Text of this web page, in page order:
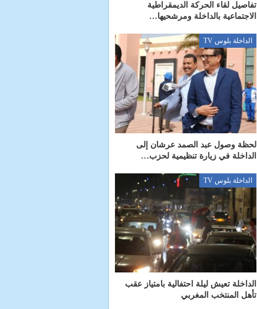
تفاصيل لقاء الحركة الديمقراطية
الاجتماعية بالداخلة ومرشحيها…
الداخلة بلوس TV
لحظة وصول عبد الصمد عرشان إلى
الداخلة في زيارة تنظيمية لحزب…
الداخلة بلوس TV
الداخلة تعيش ليلة احتفالية بامتياز عقب
تأهل المنتخب المغربي